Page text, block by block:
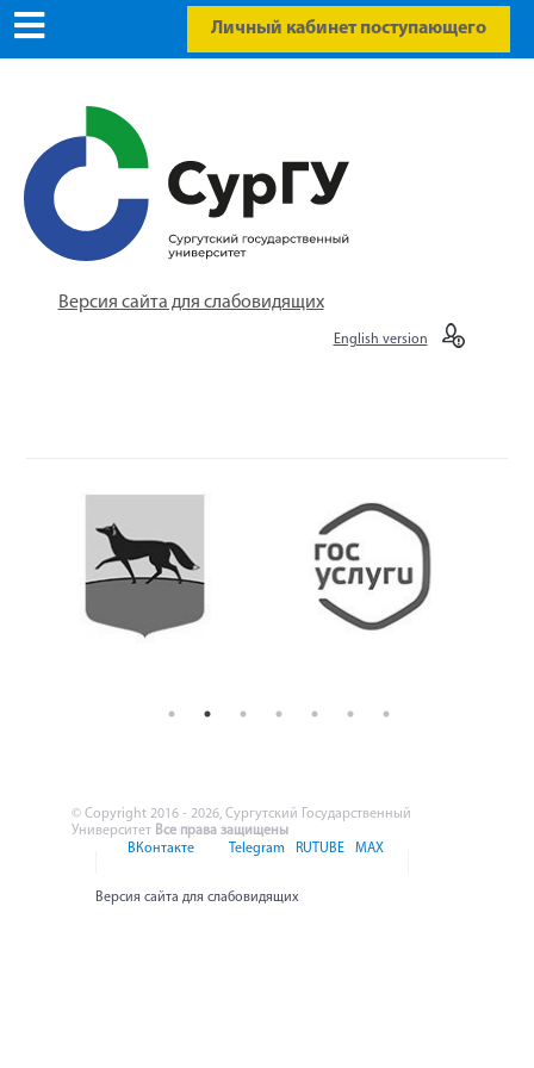
Личный кабинет поступающего
Версия сайта для слабовидящих
English version
© Copyright 2016 - 2026, Сургутский Государственный
Университет Все права защищены
ВКонтакте
Telegram RUTUBE MAX
Версия сайта для слабовидящих